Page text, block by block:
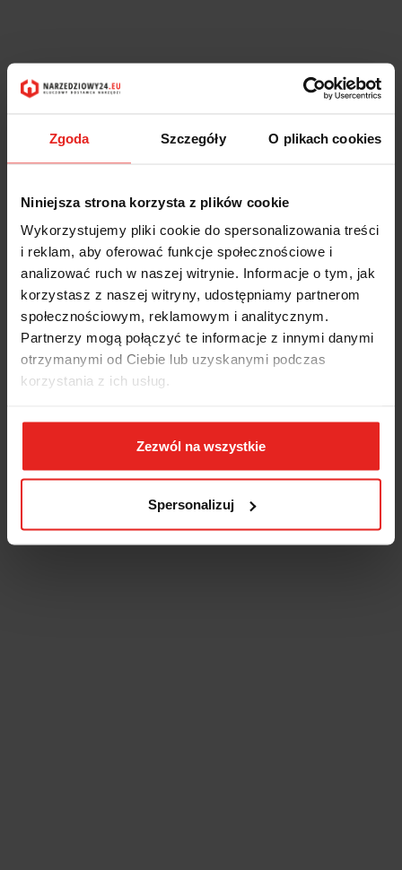
Zgoda Szczegóły O plikach cookies
Niniejsza strona korzysta z plików cookie
Wykorzystujemy pliki cookie do spersonalizowania treści
i reklam, aby oferować funkcje społecznościowe i
analizować ruch w naszej witrynie. Informacje o tym, jak
korzystasz z naszej witryny, udostępniamy partnerom
społecznościowym, reklamowym i analitycznym.
Partnerzy mogą połączyć te informacje z innymi danymi
otrzymanymi od Ciebie lub uzyskanymi podczas
korzystania z ich usług.
Zezwól na wszystkie
Spersonalizuj